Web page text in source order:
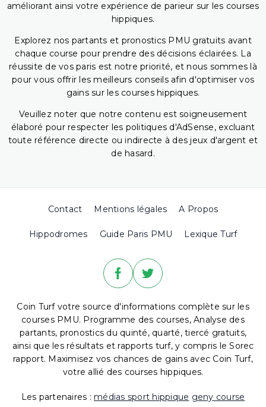
améliorant ainsi votre expérience de parieur sur les courses
hippiques.
Explorez nos partants et pronostics PMU gratuits avant
chaque course pour prendre des décisions éclairées. La
réussite de vos paris est notre priorité, et nous sommes là
pour vous offrir les meilleurs conseils afin d'optimiser vos
gains sur les courses hippiques.
Veuillez noter que notre contenu est soigneusement
élaboré pour respecter les politiques d'AdSense, excluant
toute référence directe ou indirecte à des jeux d'argent et
de hasard.
Contact Mentions légales A Propos
Hippodromes Guide Paris PMU Lexique Turf
Coin Turf votre source d'informations complète sur les
courses PMU. Programme des courses, Analyse des
partants, pronostics du quinté, quarté, tiercé gratuits,
ainsi que les résultats et rapports turf, y compris le Sorec
rapport. Maximisez vos chances de gains avec Coin Turf,
votre allié des courses hippiques.
Les partenaires : médias sport hippique geny course